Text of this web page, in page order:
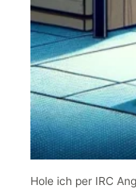
Hole ich per IRC